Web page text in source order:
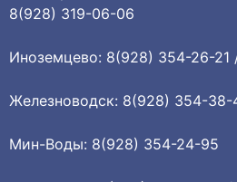
8(928) 319-06-06
Иноземцево: 8(928) 354-26-21
Железноводск: 8(928) 354-38-
Мин-Воды: 8(928) 354-24-95